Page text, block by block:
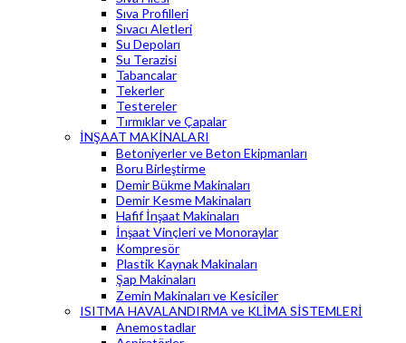
Sıva Profilleri
Sıvacı Aletleri
Su Depoları
Su Terazisi
Tabancalar
Tekerler
Testereler
Tırmıklar ve Çapalar
İNŞAAT MAKİNALARI
Betoniyerler ve Beton Ekipmanları
Boru Birleştirme
Demir Bükme Makinaları
Demir Kesme Makinaları
Hafif İnşaat Makinaları
İnşaat Vinçleri ve Monoraylar
Kompresör
Plastik Kaynak Makinaları
Şap Makinaları
Zemin Makinaları ve Kesiciler
ISITMA HAVALANDIRMA ve KLİMA SİSTEMLERİ
Anemostadlar